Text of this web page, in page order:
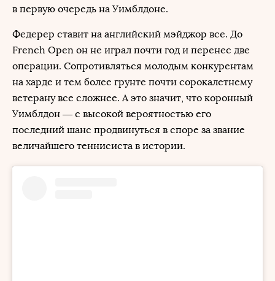
в первую очередь на Уимблдоне.
Федерер ставит на английский мэйджор все. До
French Open он не играл почти год и перенес две
операции. Сопротивляться молодым конкурентам
на харде и тем более грунте почти сорокалетнему
ветерану все сложнее. А это значит, что коронный
Уимблдон — с высокой вероятностью его
последний шанс продвинуться в споре за звание
величайшего теннисиста в истории.